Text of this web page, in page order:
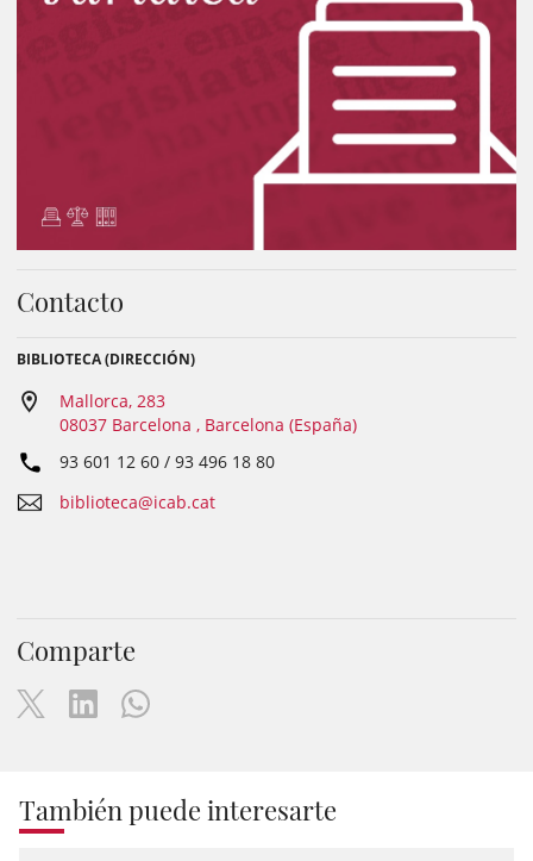
Contacto
BIBLIOTECA (DIRECCIÓN)
Mallorca, 283
08037 Barcelona , Barcelona (España)
93 601 12 60 / 93 496 18 80
biblioteca@icab.cat
Comparte
También puede interesarte